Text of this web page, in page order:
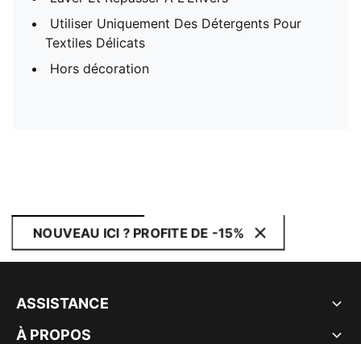
Utiliser Uniquement Des Détergents Pour
Textiles Délicats
Hors décoration
NOUVEAU ICI ? PROFITE DE -15%
ASSISTANCE
À PROPOS